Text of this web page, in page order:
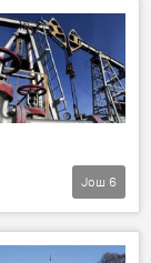
Још 6